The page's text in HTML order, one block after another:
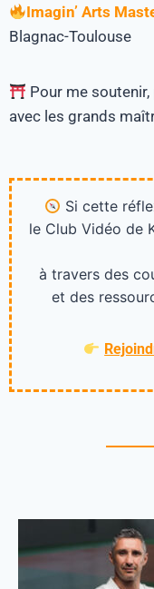
Imagin’ Arts
Blagnac-Toulouse
Pour me
avec les grands
Si cette
le Club Vidéo de
à travers des
et des